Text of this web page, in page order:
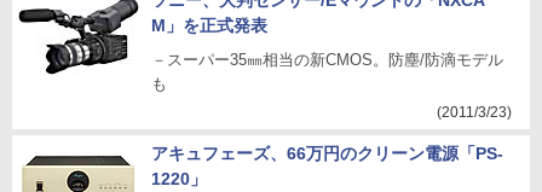
M」を正式発表
－スーパー35㎜相当の新CMOS。防塵/防滴モデル
も
(2011/3/23)
アキュフェーズ、66万円のクリーン電源「PS-
1220」